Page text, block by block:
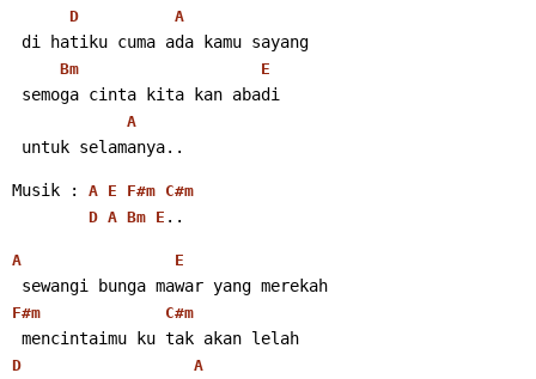
D A
di hatiku cuma ada kamu sayang
Bm E
semoga cinta kita kan abadi
A
untuk selamanya..
Musik : A E F#m C#m
D A Bm E ..
A E
sewangi bunga mawar yang merekah
F#m C#m
mencintaimu ku tak akan lelah
D A